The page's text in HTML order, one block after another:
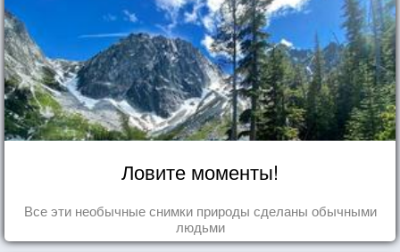
Ловите моменты!
Все эти необычные снимки природы сделаны обычными
людьми